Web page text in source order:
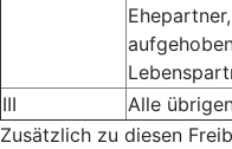
III Alle
Zusätzlich zu diesen